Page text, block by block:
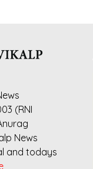
(RNI
News
and todays